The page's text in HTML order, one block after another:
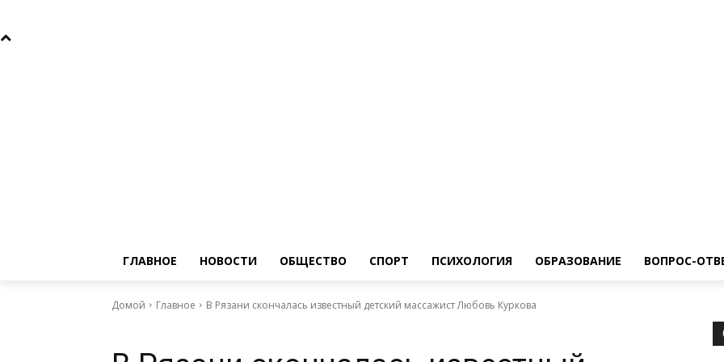
ГЛАВНОЕ НОВОСТИ ОБЩЕСТВО СПОРТ ПСИХОЛОГИЯ ОБРАЗОВАНИЕ ВОПРОС-
Домой Главное В Рязани скончалась известный детский массажист Любовь Куркова